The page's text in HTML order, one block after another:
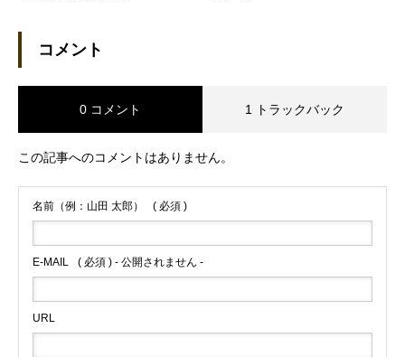
コメント
0 コメント 1 トラックバック
この記事へのコメントはありません。
名前（例：山田 太郎） ( 必須 )
E-MAIL ( 必須 ) - 公開されません -
URL